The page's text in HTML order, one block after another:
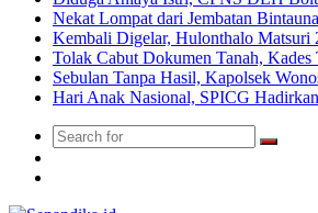
Nekat Lompat dari Jembatan
Kembali Digelar, Hulonthalo Matsuri
Tolak Cabut Dokumen Tanah,
Sebulan Tanpa Hasil, Kapolsek
Hari Anak Nasional, SPICG
Search